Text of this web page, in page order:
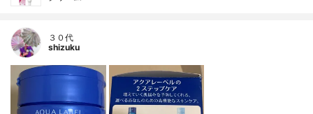
３０代
shizuku